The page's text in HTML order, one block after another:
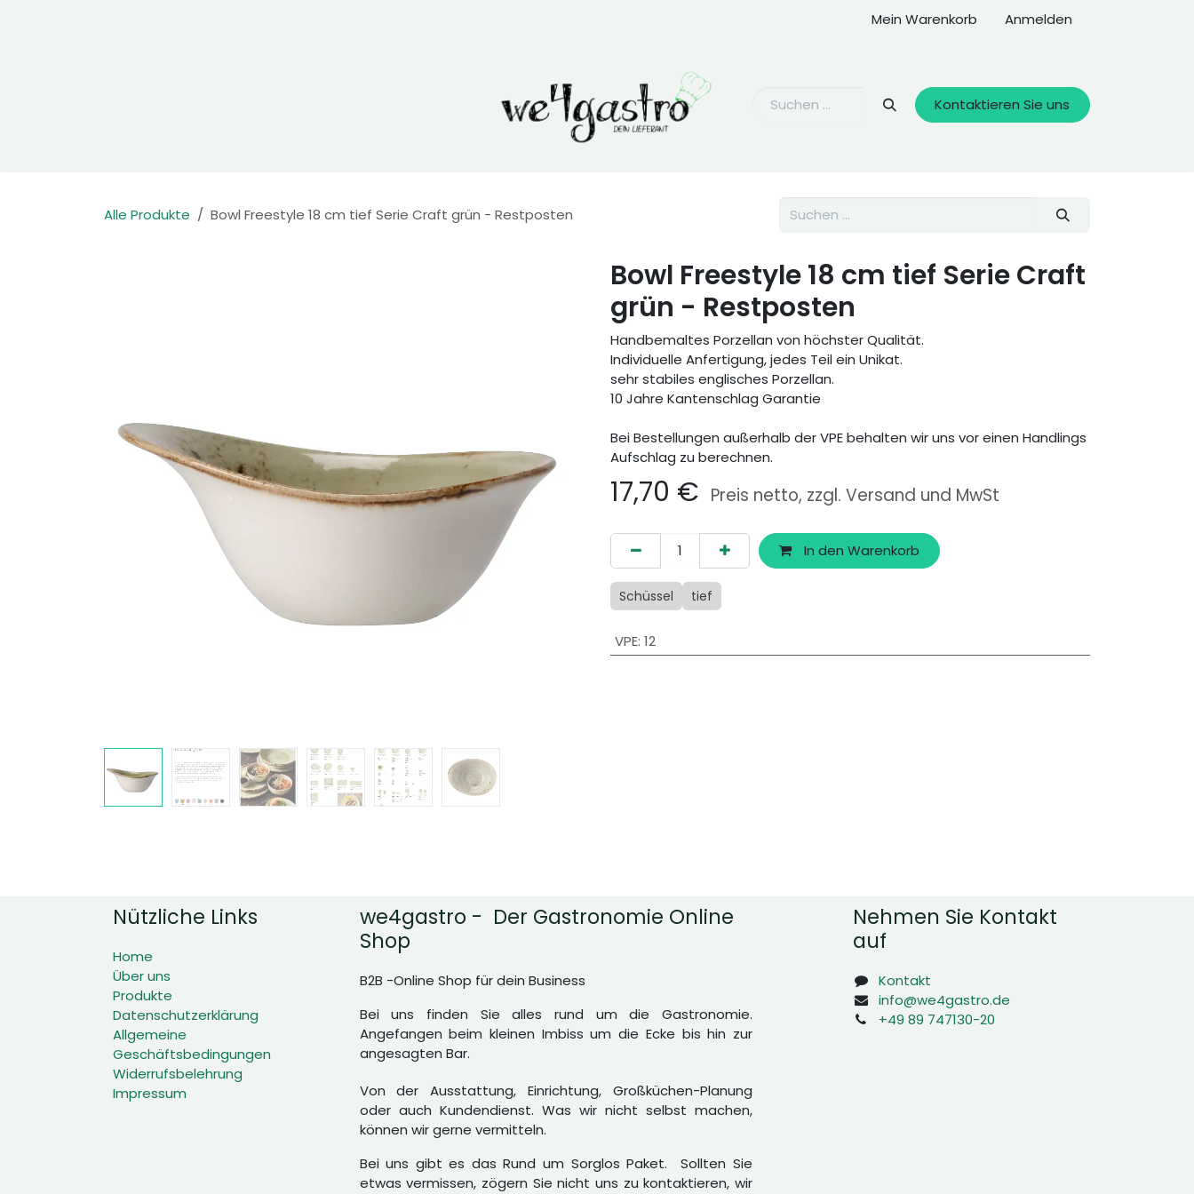
Mein Warenkorb Anmelden
Kontaktieren Sie uns
Alle Produkte Bowl Freestyle 18 cm tief Serie Craft grün - Restposten
Bowl Freestyle 18 cm tief Serie Craft
grün - Restposten
Handbemaltes Porzellan von höchster Qualität.
Individuelle Anfertigung, jedes Teil ein Unikat.
sehr stabiles englisches Porzellan.
10 Jahre Kantenschlag Garantie
Bei Bestellungen außerhalb der VPE behalten wir uns vor einen Handlings
Aufschlag zu berechnen.
17,70 € Preis netto, zzgl. Versand und MwSt
In den Warenkorb
Schüssel tief
VPE: 12
Nützliche Links
Home
Über uns
Produkte
Datenschutzerklärung
Allgemeine
Geschäftsbedingungen
Widerrufsbelehrung
Impressum
we4gastro - Der Gastronomie Online
Shop
B2B -Online Shop für dein Business
Bei uns finden Sie alles rund um die Gastronomie.
Angefangen beim kleinen Imbiss um die Ecke bis hin zur
angesagten Bar.
Von der Ausstattung, Einrichtung, Großküchen-Planung
oder auch Kundendienst. Was wir nicht selbst machen,
können wir gerne vermitteln.
Bei uns gibt es das Rund um Sorglos Paket. Sollten Sie
etwas vermissen, zögern Sie nicht uns zu kontaktieren, wir
Nehmen Sie Kontakt
auf
Kontakt
info@we4gastro.de
+49 89 747130-20